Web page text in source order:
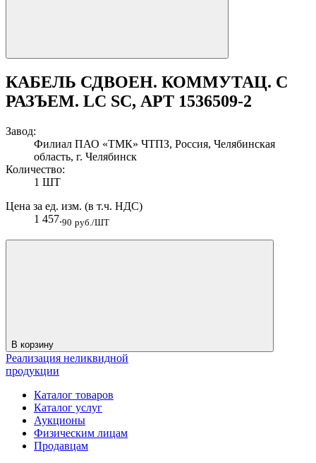
КАБЕЛЬ СДВОЕН. КОММУТАЦ. С
РАЗЪЕМ. LC SC, АРТ 1536509-2
Завод:
Филиал ПАО «ТМК» ЧТПЗ, Россия, Челябинская
область, г. Челябинск
Количество:
1 ШТ
Цена за ед. изм. (в т.ч. НДС)
1 457.90 руб./ШТ
В корзину
Реализация неликвидной
продукции
Каталог товаров
Каталог услуг
Аукционы
Физическим лицам
Продавцам